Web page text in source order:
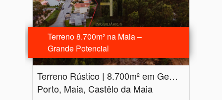
Terreno 8.700m² na Maia –
Grande Potencial
Terreno Rústico | 8.​700m² em Gemunde | Oportunidade Única de Investimento e Contato com a Natureza
Porto, Maia, Castêlo da Maia